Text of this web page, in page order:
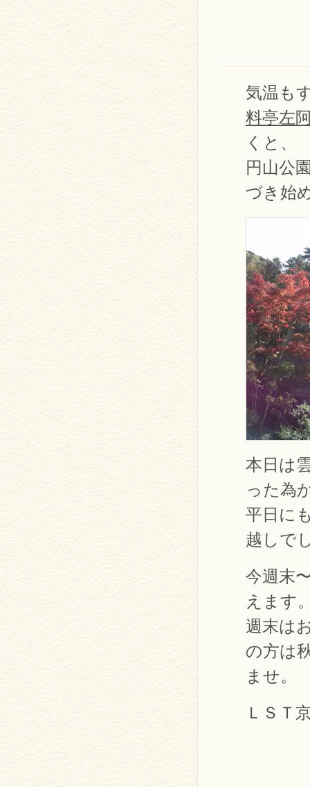
気温も
料亭左
くと、
円山公
づき始
本日は
った為
平日に
越しで
今週末
えます
週末は
の方は
ませ。
ＬＳＴ